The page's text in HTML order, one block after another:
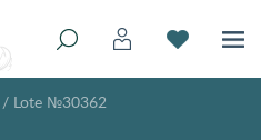
/ Lote №30362